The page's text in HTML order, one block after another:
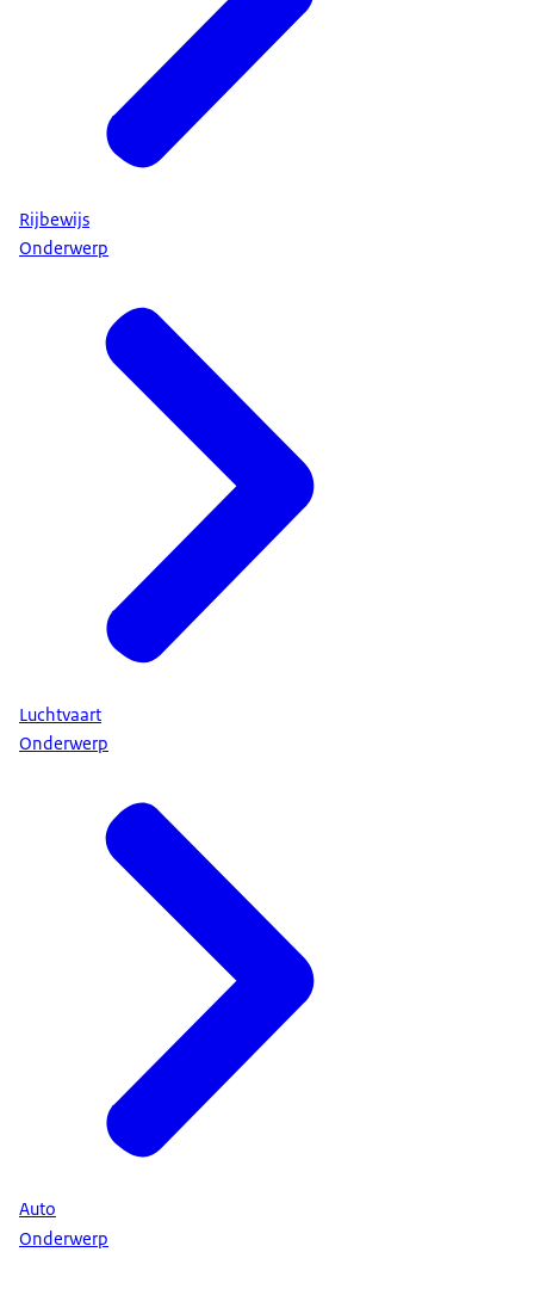
Rijbewijs
Onderwerp
Luchtvaart
Onderwerp
Auto
Onderwerp